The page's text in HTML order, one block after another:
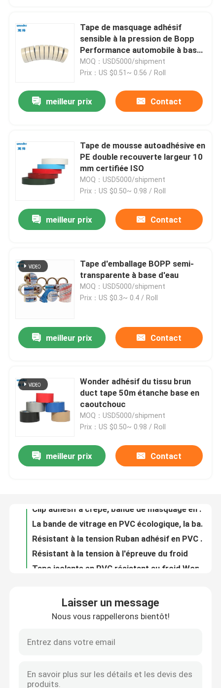
Maison
Vidéos
À propos de nous
Visite de l'usine
Contactez-nous
Les affaires
Tape de masquage adhésif
sensible à la pression de Bopp
Performance automobile à base
d'eau
MOQ：USD5000/shipment
Prix：US $0.51~ 0.56 / Roll
meilleur prix Contact
Tape de mousse autoadhésive en
PE double recouverte largeur 10
mm certifiée ISO
MOQ：USD5000/shipment
Prix：US $0.50~ 0.98 / Roll
meilleur prix Contact
Tape d'emballage BOPP semi-
transparente à base d'eau
MOQ：USD5000/shipment
Prix：US $0.3~ 0.4 / Roll
meilleur prix Contact
Wonder adhésif du tissu brun
duct tape 50m étanche base en
caoutchouc
MOQ：USD5000/shipment
Prix：US $0.50~ 0.98 / Roll
meilleur prix Contact
Clip adhésif à crêpe, bande de masquage en silicone.
Laisser un message
Nous vous rappellerons bientôt!